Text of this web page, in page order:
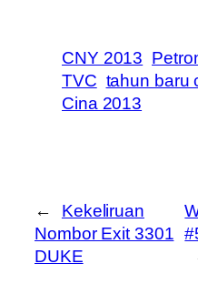
CNY 2013
TVC tahun baru
Cina 2013
←
Kekeliruan
Nombor Exit 3301
DUKE